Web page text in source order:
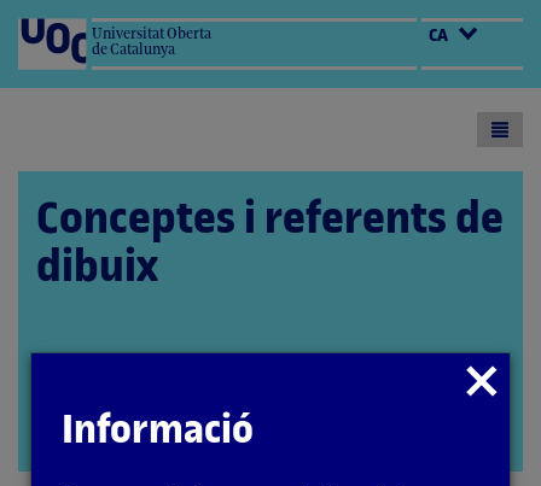
Universitat Oberta
de Catalunya
CA
Conceptes i referents de
dibuix
docent han estat coordinats per la professora:
Aida Sánchez de Serdio (2020)
Tancar
modal
Informació